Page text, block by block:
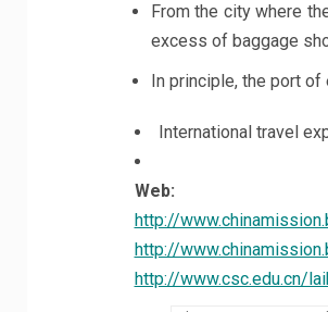
From the city where
excess of baggage
In principle, the port of
International travel
Web:
http://
http://
http://www.csc.edu.cn/